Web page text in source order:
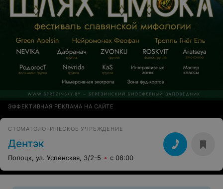
ЭФФЕКТИВНАЯ РЕКЛАМА НА САЙТЕ
СТОМАТОЛОГИЧЕСКОЕ УЧРЕЖДЕНИЕ
Дентэк
Полоцк, ул. Успенская, 3/2-5 с 08:00